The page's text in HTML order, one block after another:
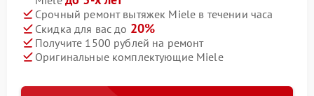
Срочный ремонт вытяжек Miele в течении часа
Скидка для вас до 20%
Получите 1500 рублей на ремонт
Оригинальные комплектующие Miele